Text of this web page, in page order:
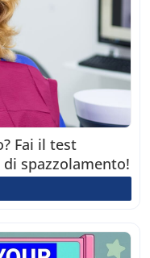
Fai il test
spazzolamento!